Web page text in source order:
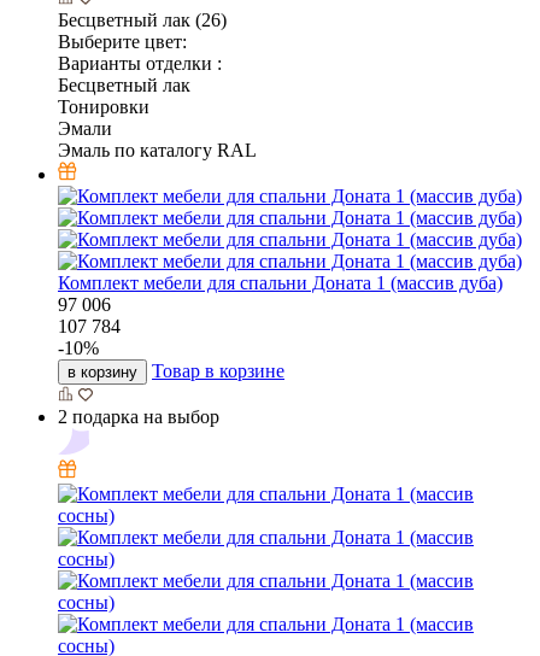
Бесцветный лак (26)
Выберите цвет:
Варианты отделки :
Бесцветный лак
Тонировки
Эмали
Эмаль по каталогу RAL
Комплект мебели для спальни Доната 1 (массив дуба)
97 006
107 784
-10%
в корзину Товар в корзине
2 подарка на выбор